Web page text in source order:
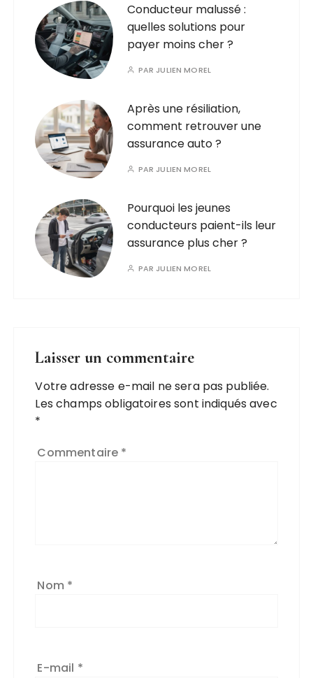
Conducteur malussé :
quelles solutions pour
payer moins cher ?
PAR JULIEN MOREL
Après une résiliation,
comment retrouver une
assurance auto ?
PAR JULIEN MOREL
Pourquoi les jeunes
conducteurs paient-ils leur
assurance plus cher ?
PAR JULIEN MOREL
Laisser un commentaire
Votre adresse e-mail ne sera pas publiée.
Les champs obligatoires sont indiqués avec
*
Commentaire *
Nom *
E-mail *